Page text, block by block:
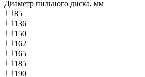
Диаметр пильного диска, мм
85
136
150
162
165
185
190